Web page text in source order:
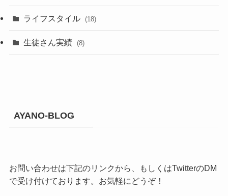
ライフスタイル (18)
生徒さん実績 (8)
AYANO-BLOG
お問い合わせは下記のリンクから、もしくはTwitterのDM
で受け付けております。お気軽にどうぞ！